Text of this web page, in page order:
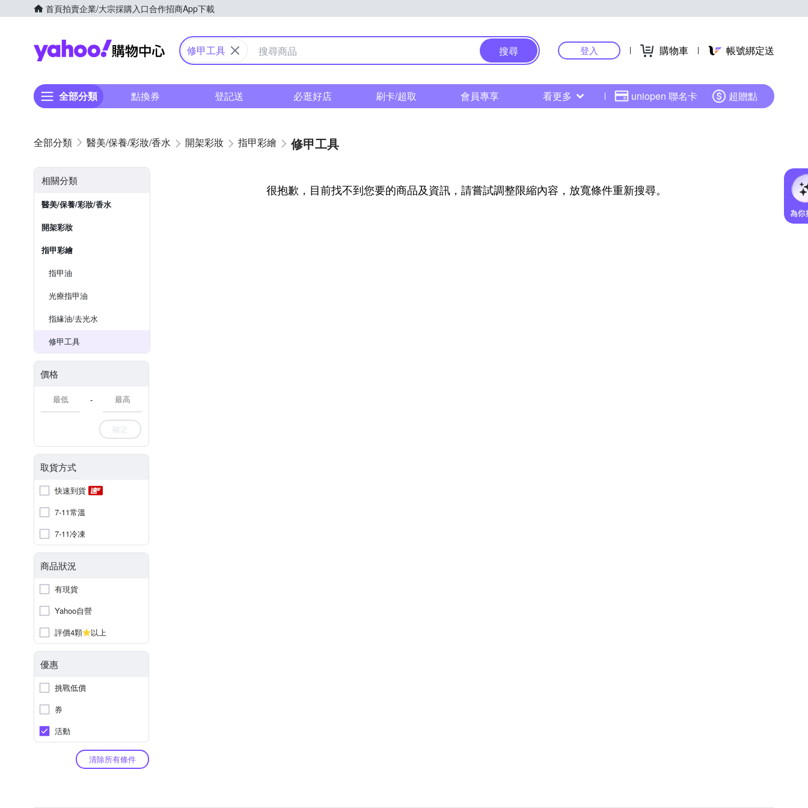
首頁拍賣企業/大宗採購入口合作招商App下載
Yahoo購物中心
修甲工具 搜尋 登入 購物車 帳號綁定送
全部分類 點換券 登記送 必逛好店 刷卡/超取 會員專享 看更多 uniopen 聯名卡 超贈點
醫美/保養/彩妝/香水 開架彩妝 指甲彩繪 修甲工具
相關分類
醫美/保養/彩妝/香水
開架彩妝
指甲彩繪
指甲油
光療指甲油
指緣油/去光水
修甲工具
價格
-
確定
取貨方式
快速到貨
7-11常溫
7-11冷凍
商品狀況
有現貨
Yahoo自營
評價4顆
以上
優惠
挑戰低價
券
活動
清除所有條件
很抱歉，目前找不到您要的商品及資訊，請嘗試調整限縮內容，放寬條件重新搜尋。